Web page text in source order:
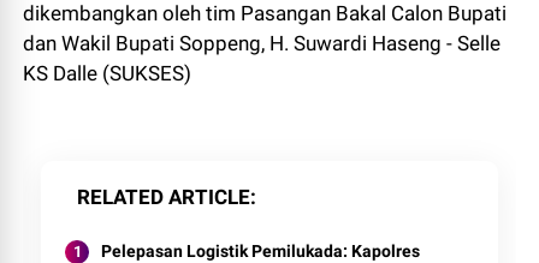
dikembangkan oleh tim Pasangan Bakal Calon Bupati
dan Wakil Bupati Soppeng, H. Suwardi Haseng - Selle
KS Dalle (SUKSES)
RELATED ARTICLE
Pelepasan Logistik Pemilukada: Kapolres